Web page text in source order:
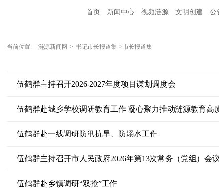
首页 新闻中心 视频涟源 文明创建 公
当前位置: 涟源新闻网 > 书记市长报道集 >市长报道集
伍鹤群主持召开2026-2027年度项目谋划调度会
伍鹤群赴城乡学校调研教育工作 凝心聚力推动涟源教育高
伍鹤群赴一线调研防汛抗旱、防溺水工作
伍鹤群主持召开市人民政府2026年第13次常务（党组）会
伍鹤群赴乡镇调研“双抢”工作